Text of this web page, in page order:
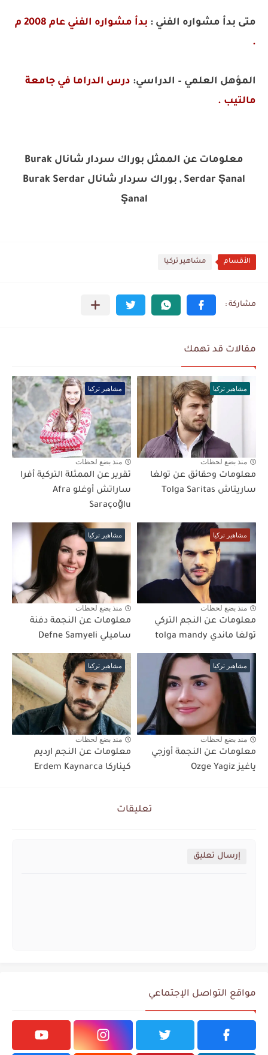
متى بدأ مشواره الفني :
بدأ مشواره الفني عام 2008 م
.
المؤهل العلمي – الدراسي: درس الدراما في جامعة
مالتيب .
معلومات عن الممثل بوراك سردار شانال Burak
Serdar Şanal , بوراك سردار شانال Burak Serdar
Şanal
الأقسام مشاهير تركيا
مقالات قد تهمك
مشاهير تركيا
منذ بضع لحظات
معلومات وحقائق عن تولغا
ساريتاش Tolga Saritas
مشاهير تركيا
منذ بضع لحظات
تقرير عن الممثلة التركية أفرا
ساراتش أوغلو Afra
Saraçoğlu
مشاهير تركيا
منذ بضع لحظات
معلومات عن النجم التركي
تولغا ماندي tolga mandy
مشاهير تركيا
منذ بضع لحظات
معلومات عن النجمة دفنة
ساميلي Defne Samyeli
مشاهير تركيا
منذ بضع لحظات
معلومات عن النجمة أوزجي
ياغيز Ozge Yagiz
مشاهير تركيا
منذ بضع لحظات
معلومات عن النجم ارديم
كيناركا Erdem Kaynarca
تعليقات
إرسال تعليق
مواقع التواصل الإجتماعي